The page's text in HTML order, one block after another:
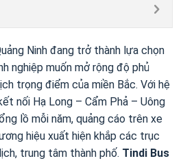
Ninh đang trở thành lựa chọn
nghiệp muốn mở rộng độ phủ
trọng điểm của miền Bắc. Với hệ
nối Hạ Long – Cẩm Phả – Uông
lồ mỗi năm, quảng cáo trên xe
hiệu xuất hiện khắp các trục
trung tâm thành phố. Tindi Bus